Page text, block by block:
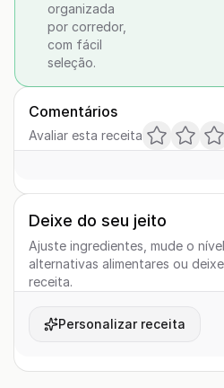
organizada
por corredor,
com fácil
seleção.
Comentários
Avaliar esta receita
Deixe do seu jeito
Ajuste ingredientes, mude o
alternativas alimentares ou
receita.
Personalizar receita